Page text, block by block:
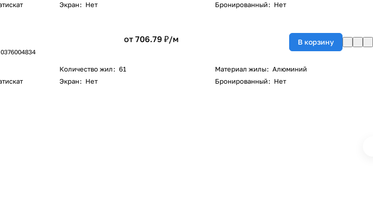
Экран: Нет Бронированный: Нет
0376004834
от 706.79 ₽/м В корзину
Количество жил: 61 Материал жилы: Алюминий
Экран: Нет Бронированный: Нет